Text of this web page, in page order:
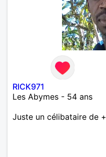
RICK971
Les Abymes - 54 ans
Juste un célibataire de +